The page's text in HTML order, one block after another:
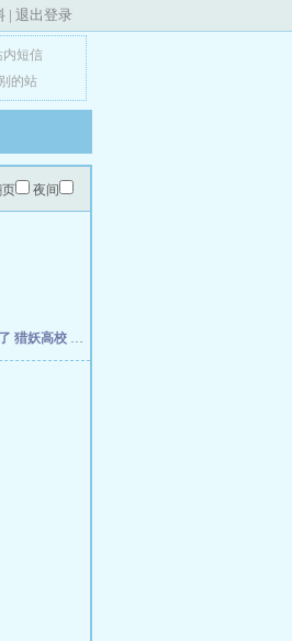
| 退出登录
内短信
的站
夜间
猎妖高校 灰烬领主